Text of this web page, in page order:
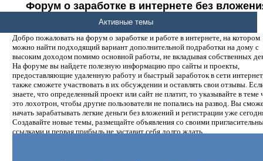
Форум о заработке в интернете без
денег.
Добро пожаловать на форум о заработке и работе в интернете, на котором
можно найти подходящий вариант дополнительной подработки на дому с
высоким доходом помимо основной работы, не вкладывая собственных
На форуме вы найдете полезную информацию про сайты и проекты,
предоставляющие удаленную работу и быстрый заработок в сети
также сможете участвовать в их обсуждении и оставлять свои отзывы.
знаете, что определенный проект или сайт не платит, то указывайте в теме
это лохотрон, чтобы другие пользователи не попались на развод. Вы
начать зарабатывать легкие деньги без вложений и регистрации уже
Создавайте новые темы, размещайте объявления со своими
ссылками и первая прибыль не заставит себя долго ждать.
Активные темы